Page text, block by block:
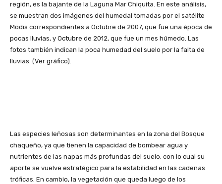
región, es la bajante de la Laguna Mar Chiquita. En este análisis,
se muestran dos imágenes del humedal tomadas por el satélite
Modis correspondientes a Octubre de 2007, que fue una época de
pocas lluvias, y Octubre de 2012, que fue un mes húmedo. Las
fotos también indican la poca humedad del suelo por la falta de
lluvias. (Ver gráfico).
Las especies leñosas son determinantes en la zona del Bosque
chaqueño, ya que tienen la capacidad de bombear agua y
nutrientes de las napas más profundas del suelo, con lo cual su
aporte se vuelve estratégico para la estabilidad en las cadenas
tróficas. En cambio, la vegetación que queda luego de los